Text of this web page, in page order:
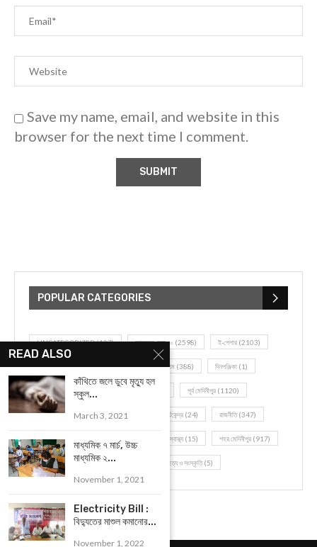
Save my name, email, and website in this
browser for the next time I comment.
POPULAR CATEGORIES
UNCATEGORIZED(107) আজকের সেরা ১০ (2598) ই-পেপার (2103)
খেলাধূলো(5) জেলার খবর(602) ঝাড়গ্রাম (388) দিনপঞ্জিকা (1)
দৈনিক রাশিফল (819) পূর্ব মেদিনীপুর (1120)
বন্যপ্রাণ(4) বিনোদন (3) ভ্রমণ এবং তীর্থকেন্দ্র (24) রাজনীতি(347)
রান্না-রেসিপী লাইফ স্টাইল (2) শরীর স্বাস্থ্য (15) শহর মেদিনীপুর (917)
শিক্ষা ব্যবস্থা (75) সম্পাদকীয় সাহিত্য ও সংস্কৃতি(5)
READ ALSO
কাঁথিতে জলে ডুবে মৃত্যু হল
স্কুল...
March 3, 2021
মাধ্যমিক ৭ মার্চ, উচ্চ
মাধ্যমিক ২...
November 1, 2021
Electricity Bill :
বিদ্যুতের মাশুল কমানোর...
November 1, 2022